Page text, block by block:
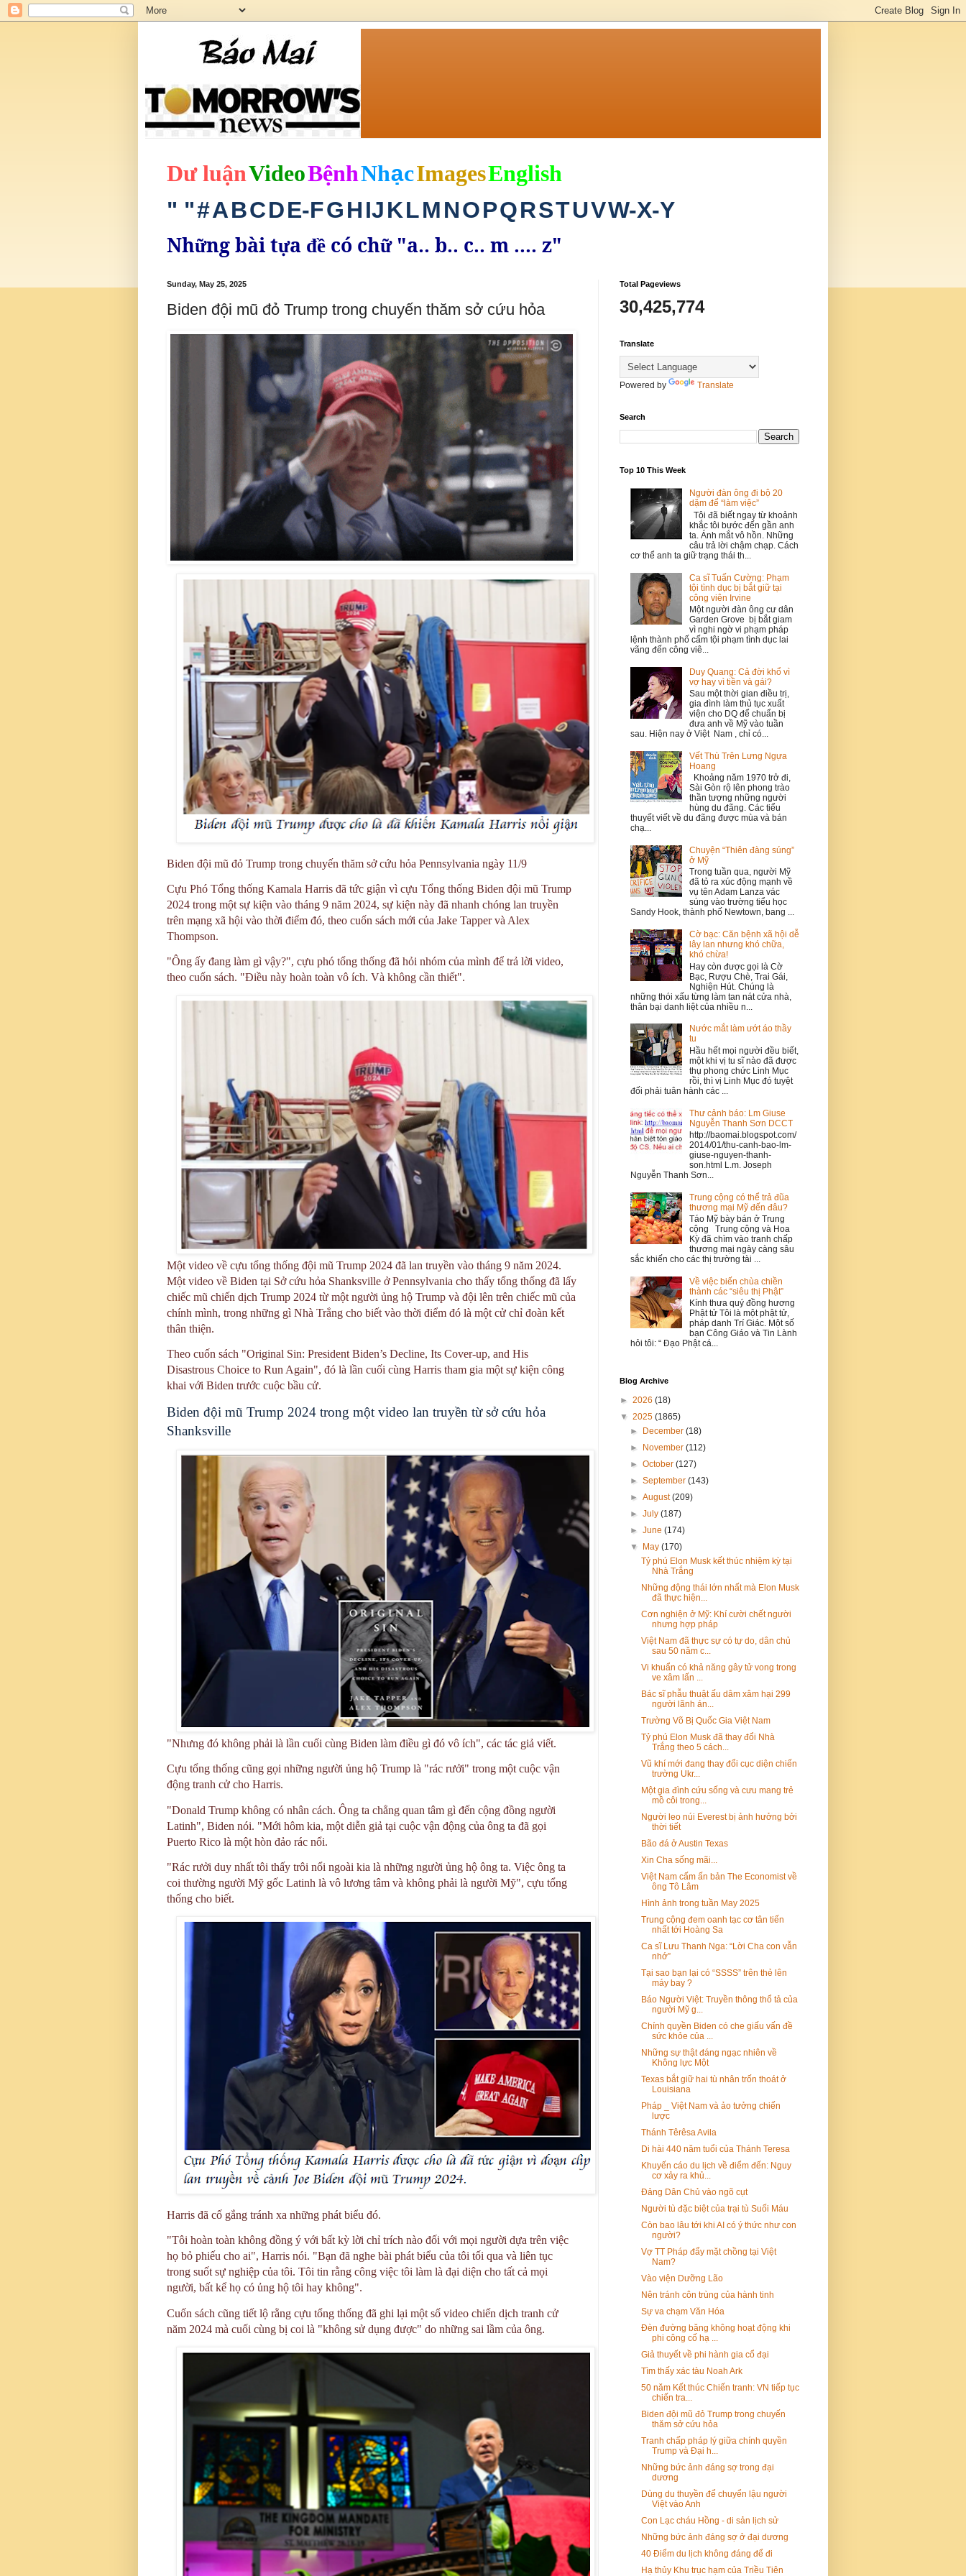
DưluậnVideoBệnhNhạcImagesEnglish
" "#ABCDE-FGHIJKLMNOPQRSTUVW-X-Y
Những bài tựa đề có chữ"a.. b.. c.. m .... z"
Sunday, May 25, 2025
Biden đội mũ đỏ Trump trong chuyến thăm sở cứu hỏa
Biden đội mũ đỏ Trump trong chuyến thăm sở cứu hỏa Pennsylvania ngày 11/9
Cựu Phó Tổng thống Kamala Harris đã tức giận vì cựu Tổng thống Biden đội mũ Trump
2024 trong một sự kiện vào tháng 9 năm 2024, sự kiện này đã nhanh chóng lan truyền
trên mạng xã hội vào thời điểm đó, theo cuốn sách mới của Jake Tapper và Alex
Thompson.
"Ông ấy đang làm gì vậy?", cựu phó tổng thống đã hỏi nhóm của mình để trả lời video,
theo cuốn sách. "Điều này hoàn toàn vô ích. Và không cần thiết".
Một video về cựu tổng thống đội mũ Trump 2024 đã lan truyền vào tháng 9 năm 2024.
Một video về Biden tại Sở cứu hỏa Shanksville ở Pennsylvania cho thấy tổng thống đã lấy
chiếc mũ chiến dịch Trump 2024 từ một người ủng hộ Trump và đội lên trên chiếc mũ của
chính mình, trong những gì Nhà Trắng cho biết vào thời điểm đó là một cử chỉ đoàn kết
thân thiện.
Theo cuốn sách "Original Sin: President Biden’s Decline, Its Cover-up, and His
Disastrous Choice to Run Again", đó là lần cuối cùng Harris tham gia một sự kiện công
khai với Biden trước cuộc bầu cử.
Biden đội mũ Trump 2024 trong một video lan truyền từ sở cứu hỏa
Shanksville
"Nhưng đó không phải là lần cuối cùng Biden làm điều gì đó vô ích", các tác giả viết.
Cựu tổng thống cũng gọi những người ủng hộ Trump là "rác rưởi" trong một cuộc vận
động tranh cử cho Harris.
"Donald Trump không có nhân cách. Ông ta chẳng quan tâm gì đến cộng đồng người
Latinh", Biden nói. "Mới hôm kia, một diễn giả tại cuộc vận động của ông ta đã gọi
Puerto Rico là một hòn đảo rác nổi.
"Rác rưởi duy nhất tôi thấy trôi nổi ngoài kia là những người ủng hộ ông ta. Việc ông ta
coi thường người Mỹ gốc Latinh là vô lương tâm và không phải là người Mỹ", cựu tổng
thống cho biết.
Harris đã cố gắng tránh xa những phát biểu đó.
"Tôi hoàn toàn không đồng ý với bất kỳ lời chỉ trích nào đối với mọi người dựa trên việc
họ bỏ phiếu cho ai", Harris nói. "Bạn đã nghe bài phát biểu của tôi tối qua và liên tục
trong suốt sự nghiệp của tôi. Tôi tin rằng công việc tôi làm là đại diện cho tất cả mọi
người, bất kể họ có ủng hộ tôi hay không".
Cuốn sách cũng tiết lộ rằng cựu tổng thống đã ghi lại một số video chiến dịch tranh cử
năm 2024 mà cuối cùng bị coi là "không sử dụng được" do những sai lầm của ông.
Total Pageviews
30,425,774
Translate
Powered by Translate
Search
Top 10 This Week
Người đàn ông đi bộ 20
dặm để “làm việc”
Tôi đã biết ngay từ khoảnh
khắc tôi bước đến gần anh
ta. Ánh mắt vô hồn. Những
câu trả lời chậm chạp. Cách
cơ thể anh ta giữ trạng thái th...
Ca sĩ Tuấn Cường: Phạm
tội tình dục bị bắt giữ tại
công viên Irvine
Một người đàn ông cư dân
Garden Grove bị bắt giam
vì nghi ngờ vi phạm pháp
lệnh thành phố cấm tội phạm tình dục lai
vãng đến công viê...
Duy Quang: Cả đời khổ vì
vợ hay vì tiền và gái?
Sau một thời gian điều trị,
gia đình làm thủ tục xuất
viện cho DQ để chuẩn bị
đưa anh về Mỹ vào tuần
sau. Hiện nay ở Việt Nam , chỉ có...
Vết Thù Trên Lưng Ngựa
Hoang
Khoảng năm 1970 trở đi,
Sài Gòn rộ lên phong trào
thần tượng những người
hùng du đãng. Các tiểu
thuyết viết về du đãng được mùa và bán
chạ...
Chuyện “Thiên đàng súng”
ở Mỹ
Trong tuần qua, người Mỹ
đã tỏ ra xúc động mạnh về
vụ tên Adam Lanza vác
súng vào trường tiểu học
Sandy Hook, thành phố Newtown, bang ...
Cờ bạc: Căn bệnh xã hội dễ
lây lan nhưng khó chữa,
khó chừa!
Hay còn được gọi là Cờ
Bạc, Rượu Chè, Trai Gái,
Nghiện Hút. Chúng là
những thói xấu từng làm tan nát cửa nhà,
thân bại danh liệt của nhiều n...
Nước mắt làm ướt áo thầy
tu
Hầu hết mọi người đều biết,
một khi vị tu sĩ nào đã được
thụ phong chức Linh Mục
rồi, thì vị Linh Mục đó tuyệt
đối phải tuân hành các ...
Thư cảnh báo: Lm Giuse
Nguyễn Thanh Sơn DCCT
http://baomai.blogspot.com/
2014/01/thu-canh-bao-lm-
giuse-nguyen-thanh-
son.html L.m. Joseph
Nguyễn Thanh Sơn...
Trung cộng có thể trả đũa
thương mại Mỹ đến đâu?
Táo Mỹ bày bán ở Trung
cộng Trung cộng và Hoa
Kỳ đã chìm vào tranh chấp
thương mại ngày càng sâu
sắc khiến cho các thị trường tài ...
Về việc biến chùa chiền
thành các “siêu thị Phật”
Kính thưa quý đồng hương
Phật tử Tôi là một phật tử,
pháp danh Trí Giác. Một số
bạn Công Giáo và Tin Lành
hỏi tôi: “ Đạo Phật cá...
Blog Archive
► 2026 (18)
▼ 2025 (1865)
► December(18)
► November(112)
►October(127)
►September(143)
►August(209)
►July(187)
►June(174)
▼ May(170)
Tỷ phú Elon Musk kết thúc nhiệm kỳ tại
Nhà Trắng
Những động thái lớn nhất mà Elon Musk
đã thực hiện...
Cơn nghiện ở Mỹ: Khí cười chết người
nhưng hợp pháp
Việt Nam đã thực sự có tự do, dân chủ
sau 50 năm c...
Vi khuẩn có khả năng gây tử vong trong
ve xâm lấn ...
Bác sĩ phẫu thuật ấu dâm xâm hại 299
người lãnh án...
Trường Võ Bị Quốc Gia Việt Nam
Tỷ phú Elon Musk đã thay đổi Nhà
Trắng theo 5 cách...
Vũ khí mới đang thay đổi cục diện chiến
trường Ukr...
Một gia đình cứu sống và cưu mang trẻ
mồ côi trong...
Người leo núi Everest bị ảnh hưởng bởi
thời tiết
Bão đá ở Austin Texas
Xin Cha sống mãi...
Việt Nam cấm ấn bản The Economist về
ông Tô Lâm
Hình ảnh trong tuần May 2025
Trung cộng đem oanh tạc cơ tân tiến
nhất tới Hoàng Sa
Ca sĩ Lưu Thanh Nga: “Lời Cha con vẫn
nhớ”
Tại sao bạn lại có “SSSS” trên thẻ lên
máy bay ?
Báo Người Việt: Truyền thông thổ tả của
người Mỹ g...
Chính quyền Biden có che giấu vấn đề
sức khỏe của ...
Những sự thật đáng ngạc nhiên về
Không lực Một
Texas bắt giữ hai tù nhân trốn thoát ở
Louisiana
Pháp _ Việt Nam và ảo tưởng chiến
lược
Thánh Têrêsa Avila
Di hài 440 năm tuổi của Thánh Teresa
Khuyến cáo du lịch về điểm đến: Nguy
cơ xảy ra khủ...
Đảng Dân Chủ vào ngõ cụt
Người tù đặc biệt của trại tù Suối Máu
Còn bao lâu tới khi AI có ý thức như con
người?
Vợ TT Pháp đẩy mặt chồng tại Việt
Nam?
Vào viện Dưỡng Lão
Nên tránh côn trùng của hành tinh
Sự va chạm Văn Hóa
Đèn đường băng không hoạt động khi
phi công cố hạ ...
Giả thuyết về phi hành gia cổ đại
Tìm thấy xác tàu Noah Ark
50 năm Kết thúc Chiến tranh: VN tiếp tục
chiến tra...
Biden đội mũ đỏ Trump trong chuyến
thăm sở cứu hỏa
Tranh chấp pháp lý giữa chính quyền
Trump và Đại h...
Những bức ảnh đáng sợ trong đại
dương
Dùng du thuyền để chuyển lậu người
Việt vào Anh
Con Lạc cháu Hồng - di sản lịch sử
Những bức ảnh đáng sợ ở đại dương
40 Điểm du lịch không đáng để đi
Hạ thủy Khu trục hạm của Triều Tiên